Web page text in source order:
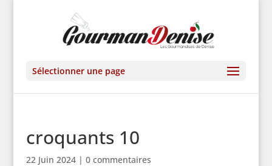
Sélectionner une page
croquants 10
22 Juin 2024| 0 commentaires